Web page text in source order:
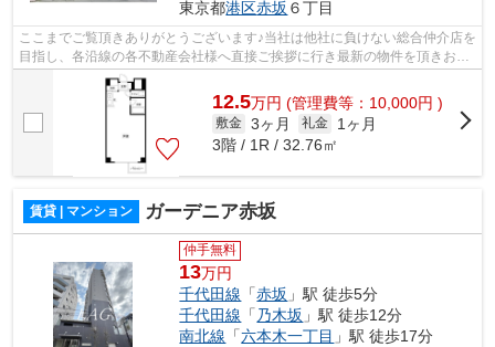
東京都港区赤坂 ６丁目
ここまでご覧頂きありがとうございます♪当社は他社に負けない総合仲介店を
目指し、各沿線の各不動産会社様へ直接ご挨拶に行き最新の物件を頂きお客
様へ提供しております！最新の情報は...
12.5万円 (管理費等：10,000円 )
敷金 3ヶ月 礼金
1ヶ月
3階 / 1R / 32.76㎡
賃貸 | マンション ガーデニア赤坂
仲手無料
13万円
千代田線 「赤坂 」駅 徒歩5分
千代田線 「 乃木坂 」駅 徒歩12分
南北線 「六本木一丁目 」駅 徒歩17分